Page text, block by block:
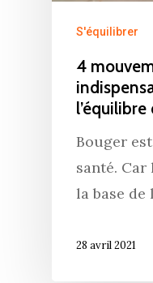
S'équilibrer
4
Bouger
santé.
la base de
28 avril 2021